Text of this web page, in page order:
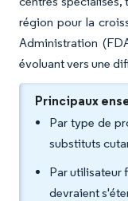
région pour la
Administration
évoluant vers une
Principaux
Par type de
substituts
Par utilisateur
devraient